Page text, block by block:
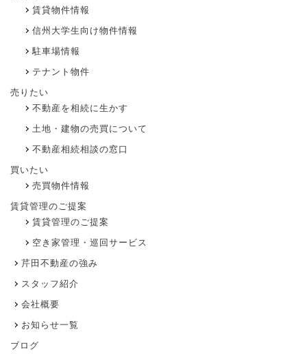
賃貸物件情報
信州大学生向け物件情報
駐車場情報
テナント物件
売りたい
不動産を相続に生かす
土地・建物の売買について
不動産相続相談の窓口
買いたい
売買物件情報
賃貸管理のご提案
賃貸管理のご提案
空き家管理・巡回サービス
芹田不動産の強み
スタッフ紹介
会社概要
お知らせ一覧
ブログ